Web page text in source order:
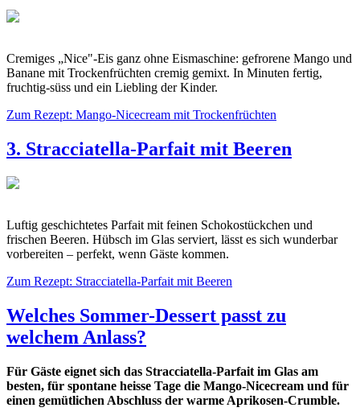
Cremiges „Nice"-Eis ganz ohne Eismaschine: gefrorene Mango und
Banane mit Trockenfrüchten cremig gemixt. In Minuten fertig,
fruchtig-süss und ein Liebling der Kinder.
Zum Rezept: Mango-Nicecream mit Trockenfrüchten
3. Stracciatella-Parfait mit Beeren
Luftig geschichtetes Parfait mit feinen Schokostückchen und
frischen Beeren. Hübsch im Glas serviert, lässt es sich wunderbar
vorbereiten – perfekt, wenn Gäste kommen.
Zum Rezept: Stracciatella-Parfait mit Beeren
Welches Sommer-Dessert passt zu
welchem Anlass?
Für Gäste eignet sich das Stracciatella-Parfait im Glas am
besten, für spontane heisse Tage die Mango-Nicecream und für
einen gemütlichen Abschluss der warme Aprikosen-Crumble.